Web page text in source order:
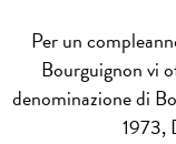
Per un
Bourguignon vi
denominazione di
1973,